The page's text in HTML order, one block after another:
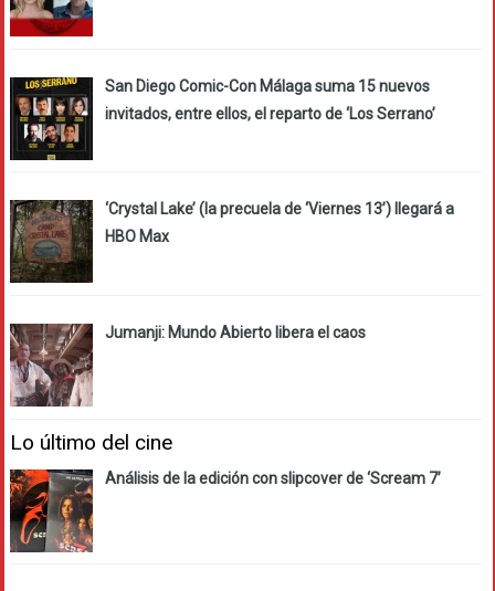
San Diego Comic-Con Málaga suma 15 nuevos
invitados, entre ellos, el reparto de ‘Los Serrano’
‘Crystal Lake’ (la precuela de ‘Viernes 13’) llegará a
HBO Max
Jumanji: Mundo Abierto libera el caos
Lo último del cine
Análisis de la edición con slipcover de ‘Scream 7’